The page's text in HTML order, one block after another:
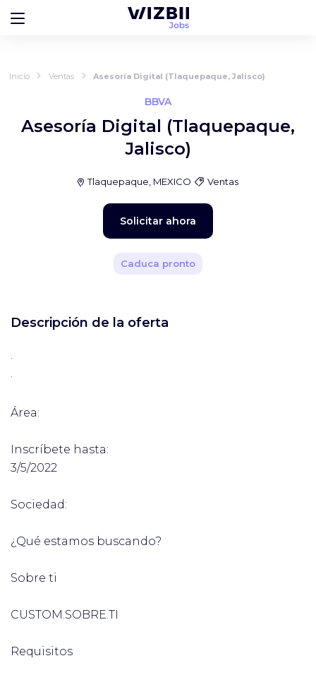
Inicio Ventas Asesoría Digital (Tlaquepaque, Jalisco)
BBVA
Asesoría Digital (Tlaquepaque,
Jalisco)
Tlaquepaque, MEXICO Ventas
Solicitar ahora
Caduca pronto
Descripción de la oferta
·
·
Área:
Inscríbete hasta:
3/5/2022
Sociedad:
¿Qué estamos buscando?
Sobre ti
CUSTOM.SOBRE.TI
Requisitos